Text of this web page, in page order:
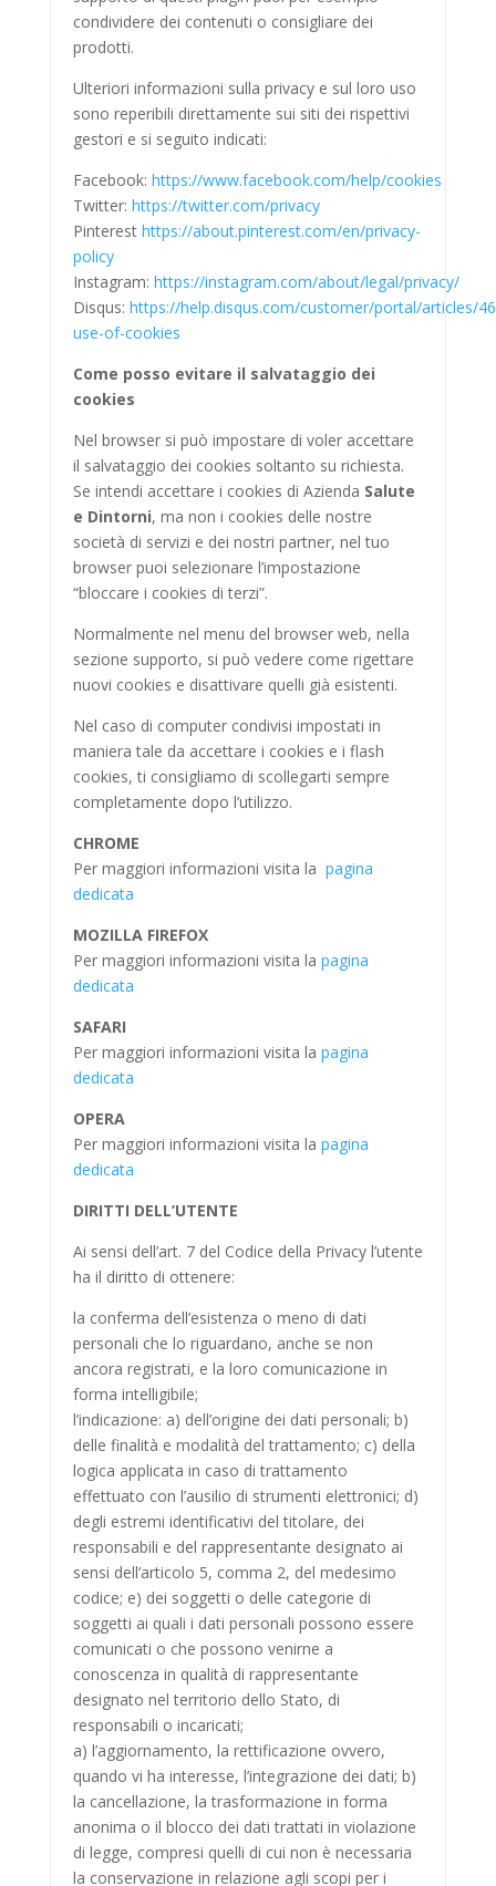
condividere dei contenuti o consigliare dei
prodotti.
Ulteriori informazioni sulla privacy e sul loro uso
sono reperibili direttamente sui siti dei rispettivi
gestori e si seguito indicati:
Facebook: https://www.facebook.com/help/cookies
Twitter: https://twitter.com/privacy
Pinterest https://about.pinterest.com/en/privacy-
policy
Instagram: https://instagram.com/about/legal/privacy/
Disqus: https://help.disqus.com/customer/portal/articles/
use-of-cookies
Come posso evitare il salvataggio dei
cookies
Nel browser si può impostare di voler accettare
il salvataggio dei cookies soltanto su richiesta.
Se intendi accettare i cookies di Azienda Salute
e Dintorni, ma non i cookies delle nostre
società di servizi e dei nostri partner, nel tuo
browser puoi selezionare l’impostazione
“bloccare i cookies di terzi”.
Normalmente nel menu del browser web, nella
sezione supporto, si può vedere come rigettare
nuovi cookies e disattivare quelli già esistenti.
Nel caso di computer condivisi impostati in
maniera tale da accettare i cookies e i flash
cookies, ti consigliamo di scollegarti sempre
completamente dopo l’utilizzo.
CHROME
Per maggiori informazioni visita la pagina
dedicata
MOZILLA FIREFOX
Per maggiori informazioni visita la pagina
dedicata
SAFARI
Per maggiori informazioni visita la pagina
dedicata
OPERA
Per maggiori informazioni visita la pagina
dedicata
DIRITTI DELL’UTENTE
Ai sensi dell’art. 7 del Codice della Privacy l’utente
ha il diritto di ottenere:
la conferma dell’esistenza o meno di dati
personali che lo riguardano, anche se non
ancora registrati, e la loro comunicazione in
forma intelligibile;
l’indicazione: a) dell’origine dei dati personali; b)
delle finalità e modalità del trattamento; c) della
logica applicata in caso di trattamento
effettuato con l’ausilio di strumenti elettronici; d)
degli estremi identificativi del titolare, dei
responsabili e del rappresentante designato ai
sensi dell’articolo 5, comma 2, del medesimo
codice; e) dei soggetti o delle categorie di
soggetti ai quali i dati personali possono essere
comunicati o che possono venirne a
conoscenza in qualità di rappresentante
designato nel territorio dello Stato, di
responsabili o incaricati;
a) l’aggiornamento, la rettificazione ovvero,
quando vi ha interesse, l’integrazione dei dati; b)
la cancellazione, la trasformazione in forma
anonima o il blocco dei dati trattati in violazione
di legge, compresi quelli di cui non è necessaria
la conservazione in relazione agli scopi per i